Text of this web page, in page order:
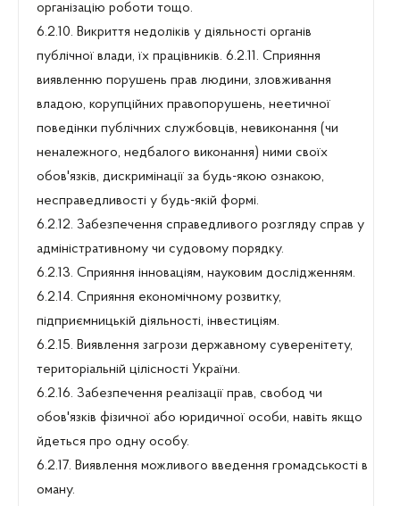
організацію роботи тощо.
6.2.10. Викриття недоліків у діяльності органів
публічної влади, їх працівників. 6.2.11. Сприяння
виявленню порушень прав людини, зловживання
владою, корупційних правопорушень, неетичної
поведінки публічних службовців, невиконання (чи
неналежного, недбалого виконання) ними своїх
обов'язків, дискримінації за будь-якою ознакою,
несправедливості у будь-якій формі.
6.2.12. Забезпечення справедливого розгляду справ у
адміністративному чи судовому порядку.
6.2.13. Сприяння інноваціям, науковим дослідженням.
6.2.14. Сприяння економічному розвитку,
підприємницькій діяльності, інвестиціям.
6.2.15. Виявлення загрози державному суверенітету,
територіальній цілісності України.
6.2.16. Забезпечення реалізації прав, свобод чи
обов'язків фізичної або юридичної особи, навіть якщо
йдеться про одну особу.
6.2.17. Виявлення можливого введення громадськості в
оману.